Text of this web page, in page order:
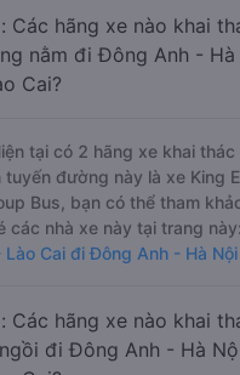
Các hãng xe nào khai
nằm đi Đông Anh -
Cai?
tại có 2 hãng xe khai
tuyến đường này là xe King
Bus, bạn có thể tham
các nhà xe này tại trang này:
Lào Cai đi Đông Anh - Hà Nội
Các hãng xe nào khai
đi Đông Anh - Hà